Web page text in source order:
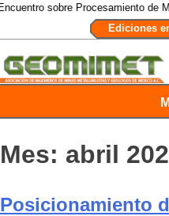
Procesamiento de Minerales / 6
Ediciones
Mes: abril
Posicionamiento